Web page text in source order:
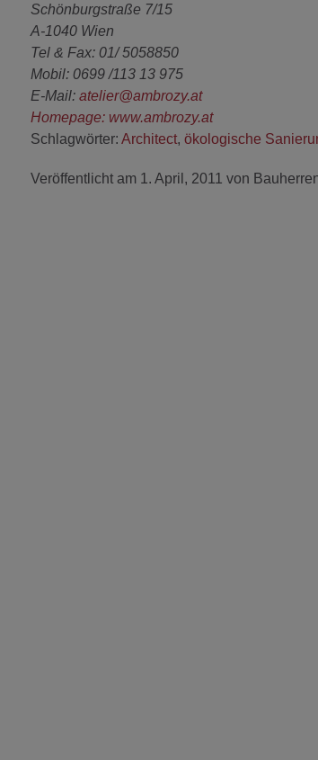
Schönburgstraße 7/15
A-1040 Wien
Tel & Fax: 01/ 5058850
Mobil: 0699 /113 13 975
E-Mail: atelier@ambrozy.at
Homepage: www.ambrozy.at
Schlagwörter: Architect, ökologische
Veröffentlicht am 1. April, 2011 von